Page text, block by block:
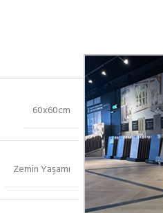
60x60cm
Zemin Yaşamı